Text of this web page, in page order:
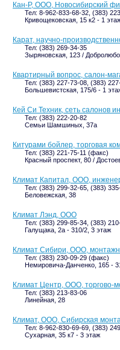
Кан-Р, ООО, Новосибирский
Тел: 8-962-833-68-32, (383)
Кривощековская, 15 к2 - 1
Карат, научно-
Тел: (383) 269-34-35
Зыряновская, 123 /
Квартирный вопрос, салон-
Тел: (383) 227-73-08, (383)
Большевистская, 175/6 - 1
Кей Си Техник, сеть салонов
Тел: (383) 222-20-82
Семьи Шамшиных, 37а
Китурами бойлер, торговая
Тел: (383) 221-75-11 (факс)
Красный проспект, 80 /
Климат Капитал, ООО,
Тел: (383) 299-32-65, (383)
Беловежская, 38
Климат Лэнд, ООО
Тел: (383) 299-85-34, (383)
Галущака, 2а - 310/2, 3 этаж
Климат Сибири, ООО,
Тел: (383) 230-09-29 (факс)
Немировича-Данченко, 165 -
Климат Центр, ООО, торгово-
Тел: (383) 213-83-06
Линейная, 28
Климат, ООО, Сибирская
Тел: 8-962-830-69-69, (383)
Сухарная, 35 к7 - 3 этаж